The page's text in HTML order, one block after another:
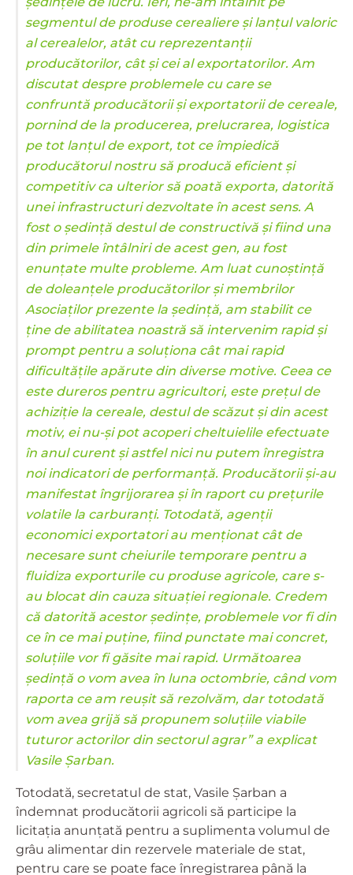
segmentul de produse cerealiere și lanțul valoric
al cerealelor, atât cu reprezentanții
producătorilor, cât și cei al exportatorilor. Am
discutat despre problemele cu care se
confruntă producătorii și exportatorii de cereale,
pornind de la producerea, prelucrarea, logistica
pe tot lanțul de export, tot ce împiedică
producătorul nostru să producă eficient și
competitiv ca ulterior să poată exporta, datorită
unei infrastructuri dezvoltate în acest sens. A
fost o ședință destul de constructivă și fiind una
din primele întâlniri de acest gen, au fost
enunțate multe probleme. Am luat cunoștință
de doleanțele producătorilor și membrilor
Asociaților prezente la ședință, am stabilit ce
ține de abilitatea noastră să intervenim rapid și
prompt pentru a soluționa cât mai rapid
dificultățile apărute din diverse motive. Ceea ce
este dureros pentru agricultori, este prețul de
achiziție la cereale, destul de scăzut și din acest
motiv, ei nu-și pot acoperi cheltuielile efectuate
în anul curent și astfel nici nu putem înregistra
noi indicatori de performanță. Producătorii și-au
manifestat îngrijorarea și în raport cu prețurile
volatile la carburanți. Totodată, agenții
economici exportatori au menționat cât de
necesare sunt cheiurile temporare pentru a
fluidiza exporturile cu produse agricole, care s-
au blocat din cauza situației regionale. Credem
că datorită acestor ședințe, problemele vor fi din
ce în ce mai puține, fiind punctate mai concret,
soluțiile vor fi găsite mai rapid. Următoarea
ședință o vom avea în luna octombrie, când vom
raporta ce am reușit să rezolvăm, dar totodată
vom avea grijă să propunem soluțiile viabile
tuturor actorilor din sectorul agrar” a explicat
Vasile Șarban.
Totodată, secretatul de stat, Vasile Șarban a
îndemnat producătorii agricoli să participe la
licitația anunțată pentru a suplimenta volumul de
grâu alimentar din rezervele materiale de stat,
pentru care se poate face înregistrarea până la